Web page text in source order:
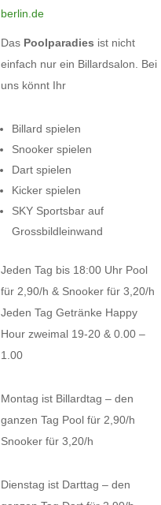
berlin.de
Das Poolparadies ist nicht
einfach nur ein Billardsalon. Bei
uns könnt Ihr
Billard spielen
Snooker spielen
Dart spielen
Kicker spielen
SKY Sportsbar auf
Grossbildleinwand
Jeden Tag bis 18:00 Uhr Pool
für 2,90/h & Snooker für 3,20/h
Jeden Tag Getränke Happy
Hour zweimal 19-20 & 0.00 –
1.00
Montag ist Billardtag – den
ganzen Tag Pool für 2,90/h
Snooker für 3,20/h
Dienstag ist Darttag – den